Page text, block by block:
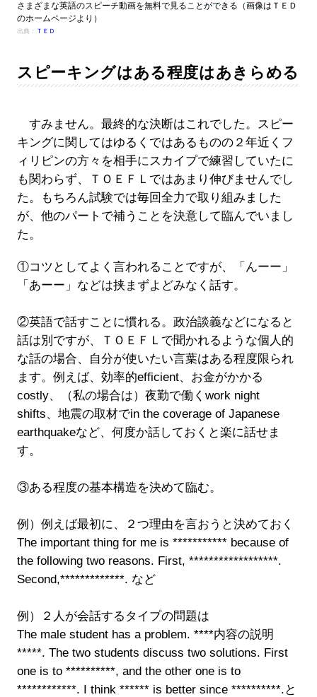
さまざまな英語のスピーチ動画を無料で見ることができる（画像はＴＥＤ
のホームページより）
出典： ＴＥＤ
スピーキングはある程度はあきらめる
すみません。最終的な決断はこれでした。スピー
キングに関してはゆるくではあるものの２年近くフ
ィリピンの方々を相手にスカイプで練習していたに
も関わらず、ＴＯＥＦＬではあまり伸びませんでし
た。もちろん試験では毎回全力で取り組みました
が、他のパートで補うことを決意して臨んでいまし
た。
①コツとしてよく言われることですが、「んーー」
「あーー」などは挟まずよどみなく話す。
②英語で話すことに慣れる。政治談義などになると
話は別ですが、ＴＯＥＦＬで聞かれるような個人的
な話の場合、自分が使いたい言葉はある程度限られ
ます。例えば、効率的efficient、お金がかかる
costly、（私の場合は）夜勤で働くwork night
shifts、地震の取材でin the coverage of Japanese
earthquakeなど、何度か話しておくと楽に話せま
す。
③ある程度の基本構造を決めて臨む。
例）例えば最初に、２つ理由を言おうと決めておく
The important thing for me is *********** because of
the following two reasons. First, ******************.
Second,*************. など
例）２人が会話するタイプの問題は
The male student has a problem. ****内容の説明
*****. The two students discuss two solutions. First
one is to **********, and the other one is to
************. I think ****** is better since **********.と